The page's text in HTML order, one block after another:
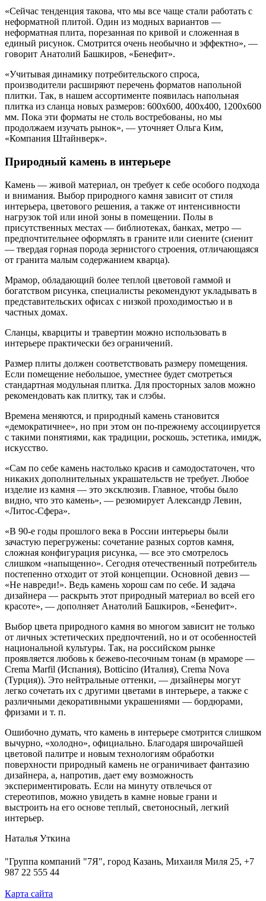
«Сейчас тенденция такова, что мы все чаще стали работать с
неформатной плитой. Один из модных вариантов —
неформатная плита, порезанная по кривой и сложенная в
единый рисунок. Смотрится очень необычно и эффектно», —
говорит Анатолий Башкиров, «Бенефит».
«Учитывая динамику потребительского спроса,
производители расширяют перечень форматов напольной
плитки. Так, в нашем ассортименте появилась напольная
плитка из сланца новых размеров: 600х600, 400х400, 1200х600
мм. Пока эти форматы не столь востребованы, но мы
продолжаем изучать рынок», — уточняет Ольга Ким,
«Компания Штайнверк».
Природный камень в интерьере
Камень — живой материал, он требует к себе особого подхода
и внимания. Выбор природного камня зависит от стиля
интерьера, цветового решения, а также от интенсивности
нагрузок той или иной зоны в помещении. Полы в
присутственных местах — библиотеках, банках, метро —
предпочтительнее оформлять в граните или сиените (сиенит
— твердая горная порода зернистого строения, отличающаяся
от гранита малым содержанием кварца).
Мрамор, обладающий более теплой цветовой гаммой и
богатством рисунка, специалисты рекомендуют укладывать в
представительских офисах с низкой проходимостью и в
частных домах.
Сланцы, кварциты и травертин можно использовать в
интерьере практически без ограничений.
Размер плиты должен соответствовать размеру помещения.
Если помещение небольшое, уместнее будет смотреться
стандартная модульная плитка. Для просторных залов можно
рекомендовать как плитку, так и слэбы.
Времена меняются, и природный камень становится
«демократичнее», но при этом он по-прежнему ассоциируется
с такими понятиями, как традиции, роскошь, эстетика, имидж,
искусство.
«Сам по себе камень настолько красив и самодостаточен, что
никаких дополнительных украшательств не требует. Любое
изделие из камня — это эксклюзив. Главное, чтобы было
видно, что это камень», — резюмирует Александр Левин,
«Литос-Сфера».
«В 90-е годы прошлого века в России интерьеры были
зачастую перегружены: сочетание разных сортов камня,
сложная конфигурация рисунка, — все это смотрелось
слишком «напыщенно». Сегодня отечественный потребитель
постепенно отходит от этой концепции. Основной девиз —
«Не навреди!». Ведь камень хорош сам по себе. И задача
дизайнера — раскрыть этот природный материал во всей его
красоте», — дополняет Анатолий Башкиров, «Бенефит».
Выбор цвета природного камня во многом зависит не только
от личных эстетических предпочтений, но и от особенностей
национальной культуры. Так, на российском рынке
проявляется любовь к бежево-песочным тонам (в мраморе —
Crema Marfil (Испания), Botticino (Италия), Crema Nova
(Турция)). Это нейтральные оттенки, — дизайнеры могут
легко сочетать их с другими цветами в интерьере, а также с
различными декоративными украшениями — бордюрами,
фризами и т. п.
Ошибочно думать, что камень в интерьере смотрится слишком
вычурно, «холодно», официально. Благодаря широчайшей
цветовой палитре и новым технологиям обработки
поверхности природный камень не ограничивает фантазию
дизайнера, а, напротив, дает ему возможность
экспериментировать. Если на минуту отвлечься от
стереотипов, можно увидеть в камне новые грани и
выстроить на его основе теплый, светоносный, легкий
интерьер.
Наталья Уткина
"Группа компаний "7Я", город Казань, Михаиля Миля 25, +7
987 22 555 44
Карта сайта